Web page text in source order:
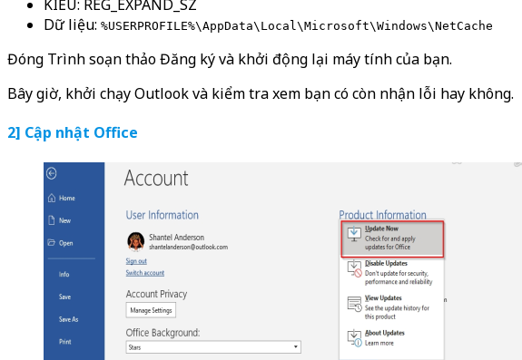
KIỂU: REG_EXPAND_SZ
Dữ liệu: %USERPROFILE%\AppData\Local\Microsoft\Windows\NetCache
Đóng Trình soạn thảo Đăng ký và khởi động lại máy tính của bạn.
Bây giờ, khởi chạy Outlook và kiểm tra xem bạn có còn nhận lỗi hay không.
2] Cập nhật Office